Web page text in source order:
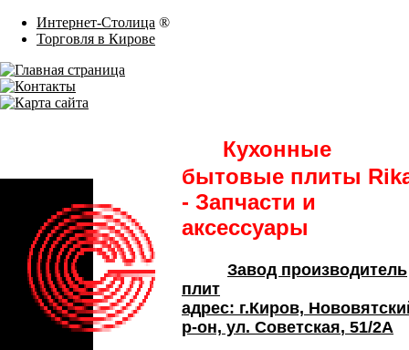
Интернет-Столица ®
Торговля в Кирове
Кухонные
бытовые плиты
- Запчасти и
аксессуары
Завод производитель
плит
адрес: г.Киров,
р-он, ул. Советская, 51/2А